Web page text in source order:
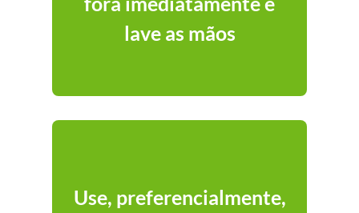
lave as mãos
Use, preferencialmente,